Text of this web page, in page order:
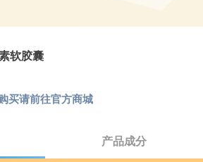
软胶囊
买请前往官方商城
tab) 产品成分